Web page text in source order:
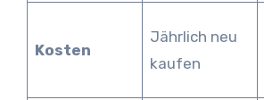
Kosten
Jährlich neu
kaufen